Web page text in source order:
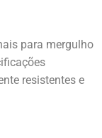
para mergulho
resistentes e